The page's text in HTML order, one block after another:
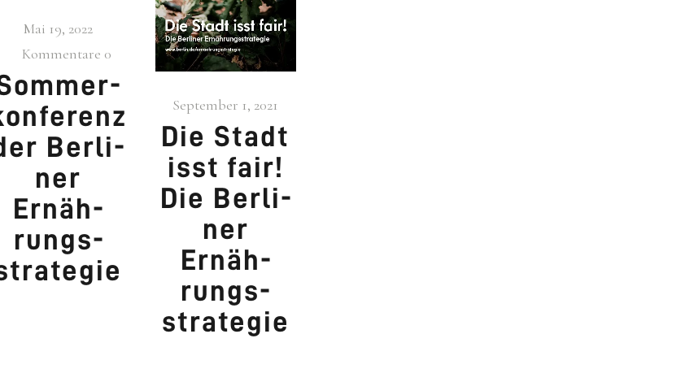
Mai 19, 2022
Kommentare 0
Ber­li­
ner
Ernäh­
rungs­
September 1, 2021
Die Stadt
isst fair!
Die Ber­li­
ner
Ernäh­
rungs­
stra­te­gie